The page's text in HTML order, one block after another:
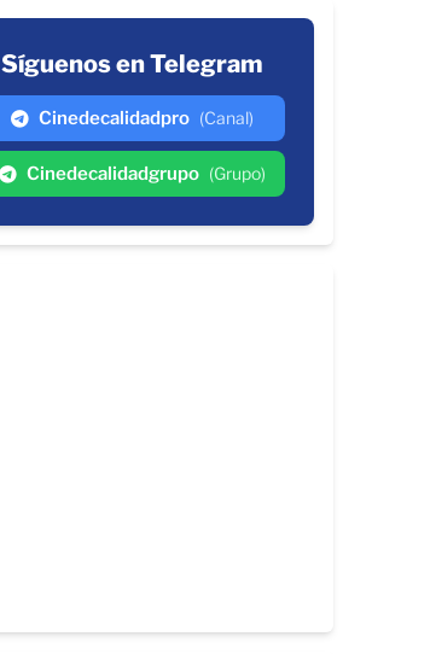
Síguenos en Telegram
Cinedecalidadpro (Canal)
Cinedecalidadgrupo (Grupo)